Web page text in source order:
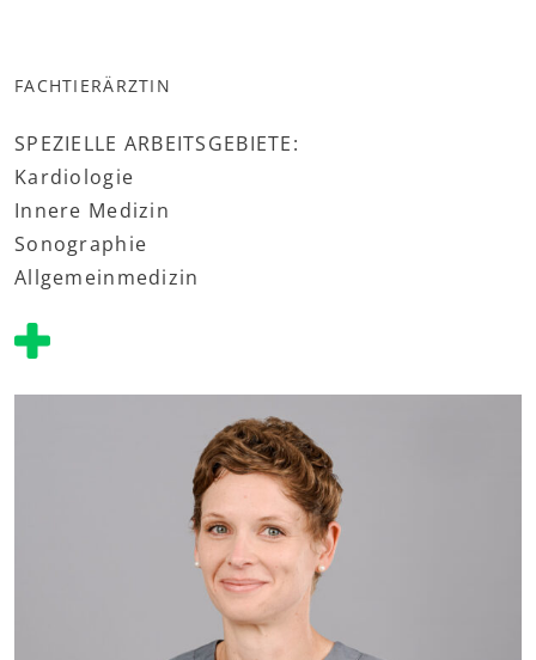
FACHTIERÄRZTIN
SPEZIELLE ARBEITSGEBIETE:
Kardiologie
Innere Medizin
Sonographie
Allgemeinmedizin